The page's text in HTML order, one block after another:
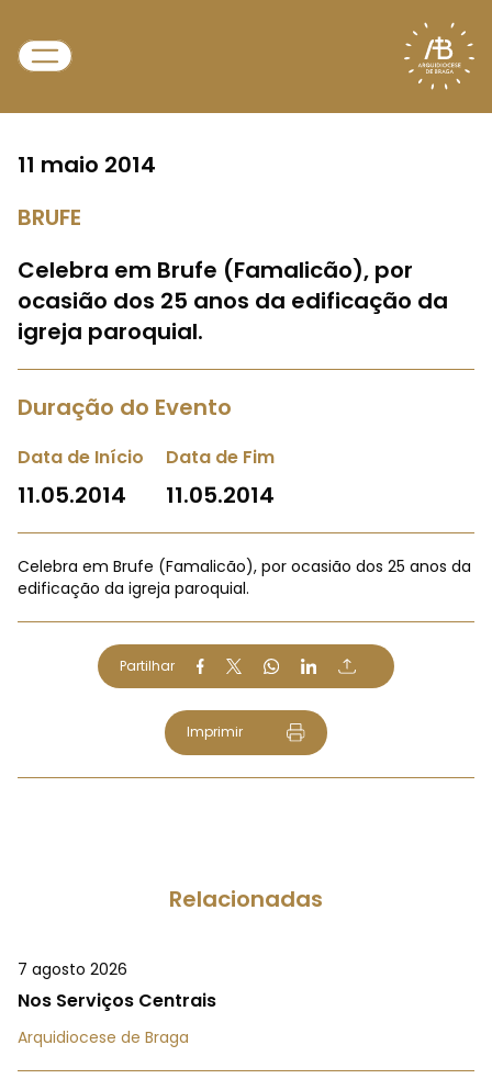
11 maio 2014
BRUFE
Celebra em Brufe (Famalicão), por
ocasião dos 25 anos da edificação da
igreja paroquial.
Duração do Evento
Data de Início
11.05.2014
Data de Fim
11.05.2014
Celebra em Brufe (Famalicão), por ocasião dos 25 anos da
edificação da igreja paroquial.
Partilhar
Imprimir
Relacionadas
7 agosto 2026
Nos Serviços Centrais
Arquidiocese de Braga